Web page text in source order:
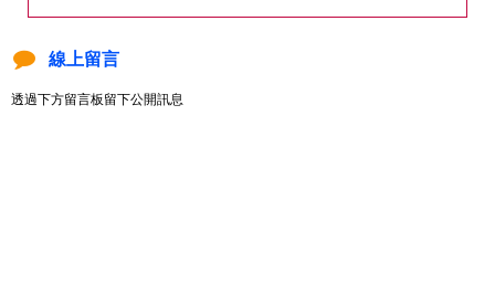
線上留言
透過下方留言板留下公開訊息